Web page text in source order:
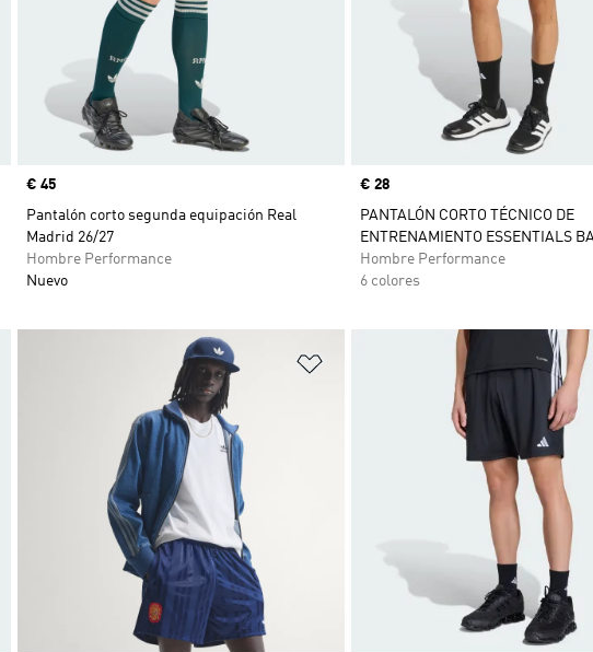
Precio
€ 45
Pantalón corto segunda equipación Real
Madrid 26/27
Hombre Performance
Nuevo
Precio
€ 28
PANTALÓN CORTO TÉCNICO DE
ENTRENAMIENTO ESSENTIALS
Hombre Performance
6 colores
Añadir a la lista de deseos Añadir a la lista de deseos